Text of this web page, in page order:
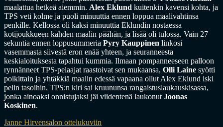
maalattua hetkeä aiemmin. Alex Eklund kuitenkin kavensi kohta, ja
TPS veti kolme ja puoli minuuttia ennen loppua maalivahtinsa
penkille. Kellossa oli kaksi minuuttia Eklundin nostaessa
kotijoukkueen kahden maalin päähän, ja lisää oli tulossa. Vain 27
sekuntia ennen loppusummeria Pyry Kauppinen linkosi
vasemmasta siivestä eron enää yhteen, ja seuranneesta
keskialoituksesta tapahtui kummia. Ilmaan pompanneeseen palloon
rynnänneet TPS-pelaajat raastoivat sen mukaansa, Olli Laine syötti
poikittain ja yhtäkkiä maalin edessä vapaana ollut Alex Eklund iski
pelin tasoihin. TPS:n kiri sai kruununsa rangaistuslaukauskisassa,
jonka ainoaksi onnistujaksi jäi viidentenä laukonut Joonas
Koskinen.
Janne Hirvensalon ottelukuviin